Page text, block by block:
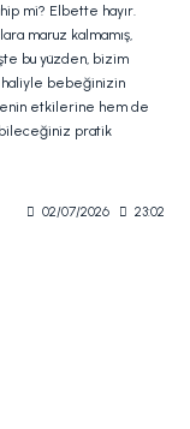
mi? Elbette hayır.
maruz kalmamış,
bu yüzden, bizim
haliyle bebeğinizin
etkilerine hem de
pratik
02/07/2026 23:02